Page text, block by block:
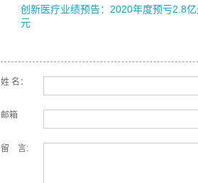
创新医疗业绩预告：2020年度预亏2.8
元
姓 名：
邮箱
留 言: